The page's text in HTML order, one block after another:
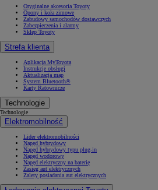
Oryginalne akcesoria Toyoty
Opony i koła zimowe
Zabudowy samochodów dostawczych
Zabezpieczenia i alarmy
Sklep Toyoty
Strefa klienta
Aplikacja MyToyota
Instrukcje obsługi
Aktualizacja map
System Bluetooth®
Karty Ratownicze
Technologie
Technologie
Elektromobilność
Lider elektromobilności
Napęd hybrydowy
Napęd hybrydowy typu plug-in
Napęd wodorowy
Napęd elektryczny na baterię
Zasięg aut elektrycznych
Zalety posiadania aut elektrycznych